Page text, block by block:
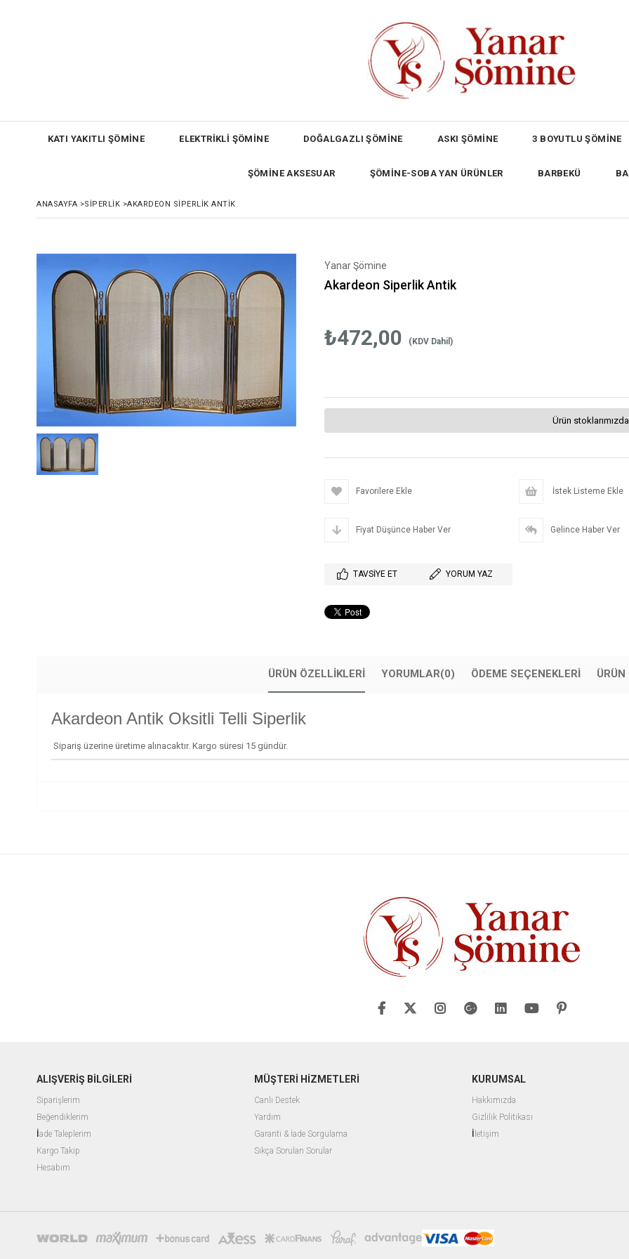
KATI YAKITLI ŞÖMİNE ELEKTRİKLİ ŞÖMİNE DOĞALGAZLI ŞÖMİNE ASKI ŞÖMİNE 3 BOYUTLU ŞÖMİNE
ŞÖMİNE AKSESUAR ŞÖMİNE-SOBA YAN ÜRÜNLER BARBEKÜ
ANASAYFA >SIPERLIK >AKARDEON SIPERLIK ANTIK
Yanar Şömine
Akardeon Siperlik Antik
₺472,00 (KDV Dahil)
Ürün
Favorilere Ekle İstek Listeme Ekle
Fiyat Düşünce Haber Ver Gelince Haber Ver
TAVSIYE ET YORUM YAZ
ÜRÜN ÖZELLIKLERI YORUMLAR(0) ÖDEME SEÇENEKLERI ÜRÜN
Akardeon Antik Oksitli Telli Siperlik
Sipariş üzerine üretime alınacaktır. Kargo süresi 15 gündür.
ALIŞVERİŞ BİLGİLERİ
Siparişlerim
Beğendiklerim
İade Taleplerim
Kargo Takip
Hesabım
MÜŞTERİ HİZMETLERİ
Canlı Destek
Yardım
Garanti & İade Sorgulama
Sıkça Sorulan Sorular
KURUMSAL
Hakkımızda
Gizlilik Politikası
İ letişim